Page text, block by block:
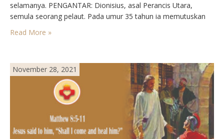
selamanya. PENGANTAR: Dionisius, asal Perancis Utara,
semula seorang pelaut. Pada umur 35 tahun ia memutuskan
menjadi ima dan masuk biara Karmel. Sedangkan Redemptus,
Read More »
November 28, 2021